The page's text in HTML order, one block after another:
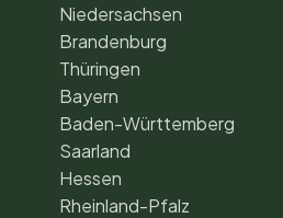
Niedersachsen
Brandenburg
Thüringen
Bayern
Baden-Württemberg
Saarland
Hessen
Rheinland-Pfalz